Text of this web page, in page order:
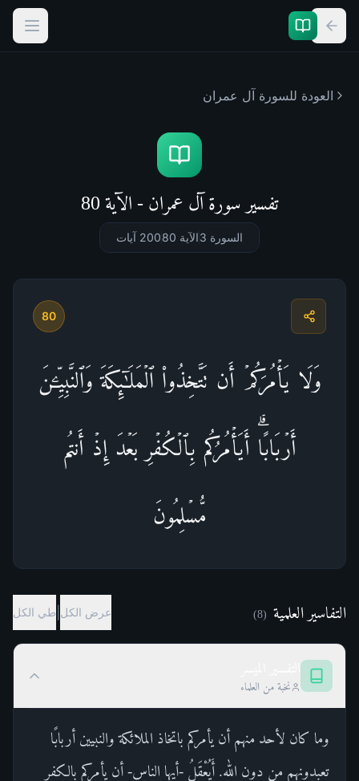
العودة للسورة آل عمران
تفسير سورة آل عمران - الآية 80
السورة 3 الآية 80 200 آيات
80
وَلَا یَأۡمُرَكُمۡ أَن تَتَّخِذُوا۟ ٱلۡمَلَـٰۤىِٕكَةَ وَٱلنَّبِیِّـۧنَ
أَرۡبَابًاۗ أَیَأۡمُرُكُم بِٱلۡكُفۡرِ بَعۡدَ إِذۡ أَنتُم
مُّسۡلِمُونَ
التفاسير العلمية (
8
) عرض الكل طي الكل
نخبة من العلماء
وما كان لأحد منهم أن يأمركم باتخاذ الملائكة والنبيين أربابًا
تعبدونهم من دون الله. أَيُعْقَلُ -أيها الناس- أن يأمركم بالكفر